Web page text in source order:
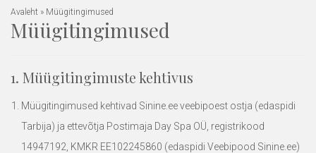
Avaleht » Müügitingimused
Müügitingimused
1. Müügitingimuste kehtivus
Müügitingimused kehtivad Sinine.ee veebipoest ostja (edaspidi
Tarbija) ja ettevõtja Postimaja Day Spa OÜ, registrikood
14947192, KMKR EE102245860 (edaspidi Veebipood Sinine.ee)